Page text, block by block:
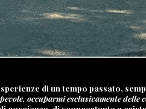
di un tempo passato,
occuparmi esclusivamente